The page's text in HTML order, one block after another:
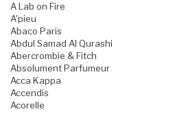
A Lab on Fire
A'pieu
Abaco Paris
Abdul Samad Al Qurashi
Abercrombie & Fitch
Absolument Parfumeur
Acca Kappa
Accendis
Acorelle